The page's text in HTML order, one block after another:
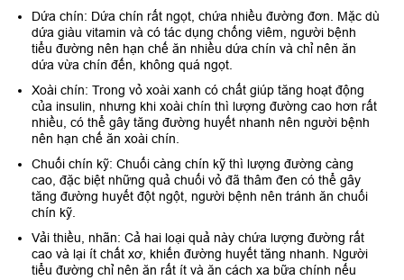
Dứa chín: Dứa chín rất ngọt, chứa nhiều đường đơn. Mặc dù
dứa giàu vitamin và có tác dụng chống viêm, người bệnh
tiểu đường nên hạn chế ăn nhiều dứa chín và chỉ nên ăn
dứa vừa chín đến, không quá ngọt.
Xoài chín: Trong vỏ xoài xanh có chất giúp tăng hoạt động
của insulin, nhưng khi xoài chín thì lượng đường cao hơn rất
nhiều, có thể gây tăng đường huyết nhanh nên người bệnh
nên hạn chế ăn xoài chín.
Chuối chín kỹ: Chuối càng chín kỹ thì lượng đường càng
cao, đặc biệt những quả chuối vỏ đã thâm đen có thể gây
tăng đường huyết đột ngột, người bệnh nên tránh ăn chuối
chín kỹ.
Vải thiều, nhãn: Cả hai loại quả này chứa lượng đường rất
cao và lại ít chất xơ, khiến đường huyết tăng nhanh. Người
tiểu đường chỉ nên ăn rất ít và ăn cách xa bữa chính nếu